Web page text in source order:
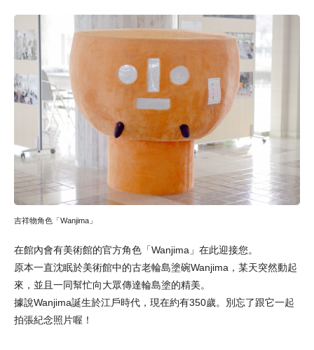
吉祥物角色「Wanjima」
在館內會有美術館的官方角色「Wanjima」在此迎接您。
原本一直沈眠於美術館中的古老輪島塗碗Wanjima，某天突然動起
來，並且一同幫忙向大眾傳達輪島塗的精美。
據說Wanjima誕生於江戶時代，現在約有350歲。別忘了跟它一起
拍張紀念照片喔！